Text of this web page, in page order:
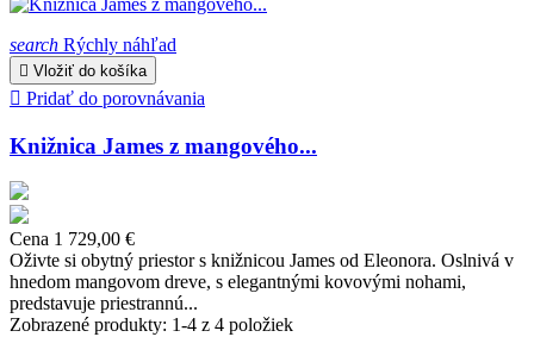
search Rýchly náhľad
 Vložiť do košíka
 Pridať do porovnávania
Knižnica James z mangového...
Cena 1 729,00 €
Oživte si obytný priestor s knižnicou James od Eleonora. Oslnivá v
hnedom mangovom dreve, s elegantnými kovovými nohami,
predstavuje priestrannú...
Zobrazené produkty: 1-4 z 4 položiek